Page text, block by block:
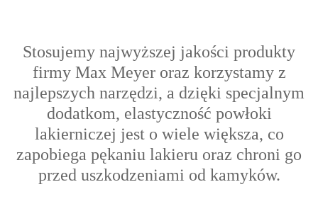
Stosujemy najwyższej jakości produkty
firmy Max Meyer oraz korzystamy z
najlepszych narzędzi, a dzięki specjalnym
dodatkom, elastyczność powłoki
lakierniczej jest o wiele większa, co
zapobiega pękaniu lakieru oraz chroni go
przed uszkodzeniami od kamyków.